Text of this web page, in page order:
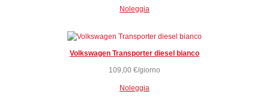
Noleggia
Volkswagen Transporter diesel bianco
109,00 €/giorno
Noleggia